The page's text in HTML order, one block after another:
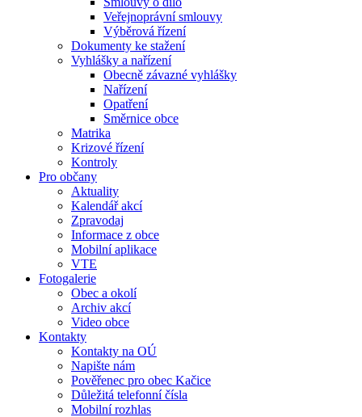
Veřejnoprávní smlouvy
Výběrová řízení
Dokumenty ke stažení
Vyhlášky a nařízení
Obecně závazné vyhlášky
Nařízení
Opatření
Směrnice obce
Matrika
Krizové řízení
Kontroly
Pro občany
Aktuality
Kalendář akcí
Zpravodaj
Informace z obce
Mobilní aplikace
VTE
Fotogalerie
Obec a okolí
Archiv akcí
Video obce
Kontakty
Kontakty na OÚ
Napište nám
Pověřenec pro obec Kačice
Důležitá telefonní čísla
Mobilní rozhlas